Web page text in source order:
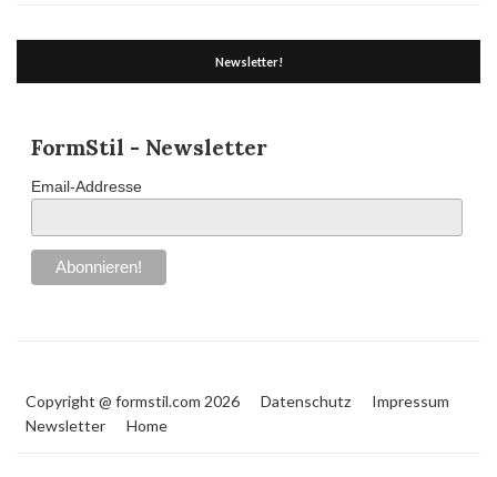
Newsletter!
FormStil - Newsletter
Email-Addresse
Copyright @ formstil.com 2026 Datenschutz
Impressum
Newsletter
Home